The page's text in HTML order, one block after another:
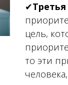
✔Третья
цель,
то эти